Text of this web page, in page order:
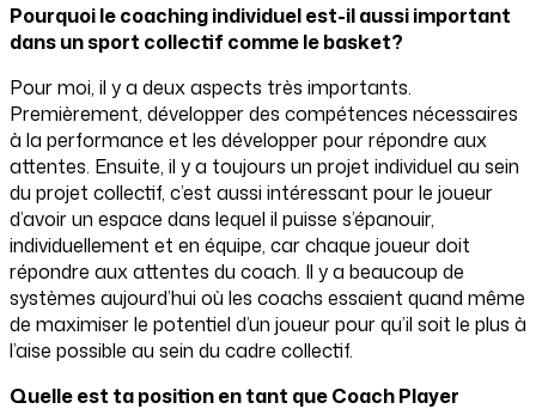
Pourquoi le coaching individuel est-il aussi important
dans un sport collectif comme le basket?
Pour moi, il y a deux aspects très importants.
Premièrement, développer des compétences nécessaires
à la performance et les développer pour répondre aux
attentes. Ensuite, il y a toujours un projet individuel au sein
du projet collectif, c’est aussi intéressant pour le joueur
d’avoir un espace dans lequel il puisse s’épanouir,
individuellement et en équipe, car chaque joueur doit
répondre aux attentes du coach. Il y a beaucoup de
systèmes aujourd’hui où les coachs essaient quand même
de maximiser le potentiel d’un joueur pour qu’il soit le plus à
l’aise possible au sein du cadre collectif.
Quelle est ta position en tant que Coach Player